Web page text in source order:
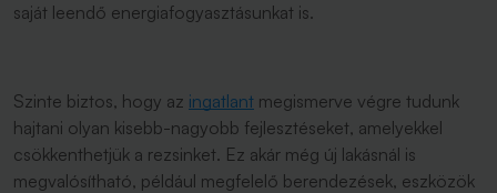
saját leendő energiafogyasztásunkat is.
Szinte biztos, hogy az ingatlant megismerve végre tudunk
hajtani olyan kisebb-nagyobb fejlesztéseket, amelyekkel
csökkenthetjük a rezsinket. Ez akár még új lakásnál is
megvalósítható, például megfelelő berendezések, eszközök